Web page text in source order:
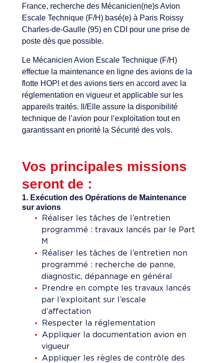
France, recherche des Mécanicien(ne)s Avion
Escale Technique (F/H) basé(e) à Paris Roissy
Charles-de-Gaulle (95) en CDI pour une prise de
poste dès que possible.
Le Mécanicien Avion Escale Technique (F/H)
effectue la maintenance en ligne des avions de la
flotte HOP! et des avions tiers en accord avec la
réglementation en vigueur et applicable sur les
appareils traités. Il/Elle assure la disponibilité
technique de l’avion pour l’exploitation tout en
garantissant en priorité la Sécurité des vols.
Vos principales missions
seront de :
1. Exécution des Opérations de Maintenance
sur avions
Réaliser les tâches de l’entretien
programmé : travaux lancés par le Part
M
Réaliser les tâches de l’entretien non
programmé : recherche de panne,
diagnostic, dépannage en général
Prendre en compte les travaux lancés
par l’exploitant sur l’escale
d’affectation
Respecter la réglementation
Appliquer la documentation avion en
vigueur
Appliquer les règles de contrôle des